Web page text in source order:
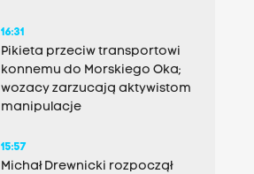
16:31
Pikieta przeciw transportowi
konnemu do Morskiego Oka;
wozacy zarzucają aktywistom
manipulacje
15:57
Michał Drewnicki rozpoczął